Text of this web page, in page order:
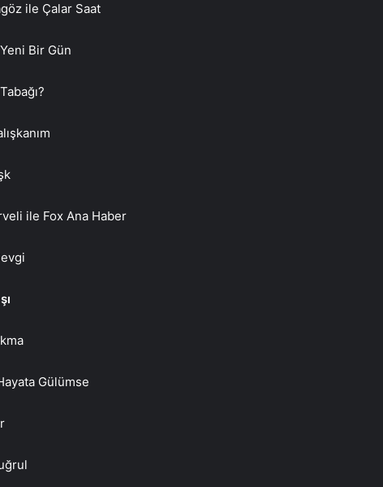
ile Çalar Saat
Bir Gün
ile Fox Ana Haber
Gülümse